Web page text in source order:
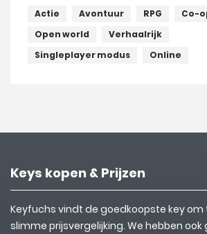
Actie Avontuur RPG
Co-
Open world
Verhaalrijk
Singleplayer modus
Online
Keys kopen & Prijzen
Keyfuchs vindt de goedkoopste key om
slimme prijsvergelijking. We hebben